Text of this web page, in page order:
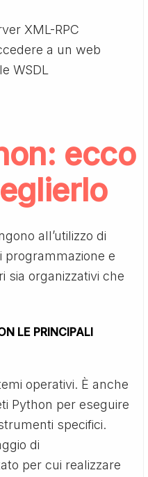
XML-RPC
a un web
WSDL
: ecco
all’utilizzo di
programmazione e
sia organizzativi che
LE PRINCIPALI
operativi. È anche
Python per eseguire
specifici.
di
per cui realizzare